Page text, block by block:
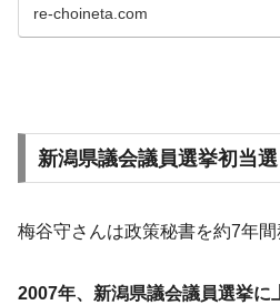
re-choineta.com
新潟県議会議員選挙初当選
梅谷守さんは政策秘書を約7年間
2007年、新潟県議会議員選挙に